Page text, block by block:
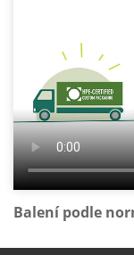
Balení podle